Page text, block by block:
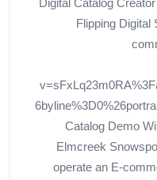
Digital Catalog
Flipping Digital
Catalog Demo
Elmcreek
operate an E-